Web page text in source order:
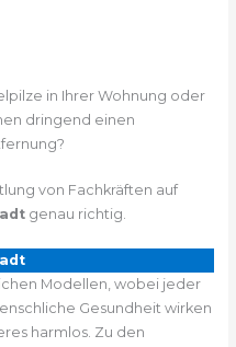
in Ihrer Wohnung oder
dringend einen
von Fachkräften auf
genau richtig.
Modellen, wobei jeder
Gesundheit wirken
harmlos. Zu den